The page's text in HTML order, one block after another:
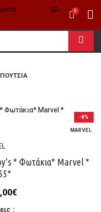
GR 0
-8%
MARVEL
* Φωτάκια* Marvel *
€Η